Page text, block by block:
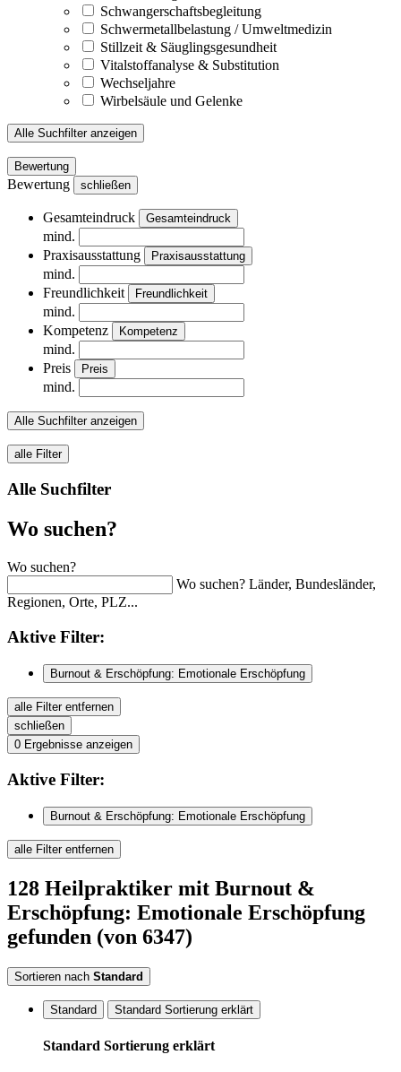
Schwangerschaftsbegleitung
Schwermetallbelastung / Umweltmedizin
Stillzeit & Säuglingsgesundheit
Vitalstoffanalyse & Substitution
Wechseljahre
Wirbelsäule und Gelenke
Alle Suchfilter anzeigen
Bewertung
Bewertung schließen
Gesamteindruck Gesamteindruck
mind.
Praxisausstattung
Praxisausstattung
mind.
Freundlichkeit
Freundlichkeit
mind.
Kompetenz
Kompetenz
mind.
Preis
Preis
mind.
Alle Suchfilter anzeigen
alle Filter
Alle Suchfilter
Wo suchen?
Wo suchen?
Wo suchen? Länder, Bundesländer,
Regionen, Orte, PLZ...
Aktive Filter:
Burnout & Erschöpfung: Emotionale Erschöpfung
alle Filter entfernen
schließen
0 Ergebnisse anzeigen
Aktive Filter:
Burnout & Erschöpfung: Emotionale Erschöpfung
alle Filter entfernen
128 Heilpraktiker mit Burnout &
Erschöpfung: Emotionale Erschöpfung
gefunden (von 6347)
Sortieren nach Standard
Standard Standard Sortierung erklärt
Standard Sortierung erklärt